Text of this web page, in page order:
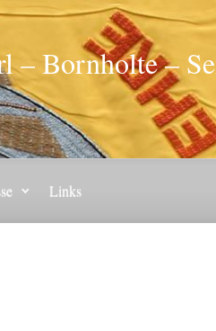
– Bornholte –
Links